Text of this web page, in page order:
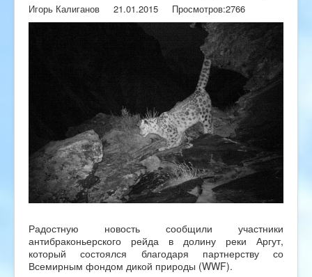
Игорь Калиганов 21.01.2015 Просмотров:2766
Радостную новость сообщили участники
антибраконьерского рейда в долину реки Аргут,
который состоялся благодаря партнерству со
Всемирным фондом дикой природы (WWF).